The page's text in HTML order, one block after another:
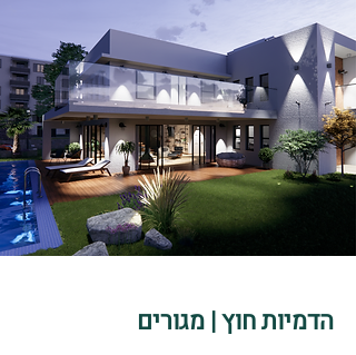
הדמיות חוץ | מגורים